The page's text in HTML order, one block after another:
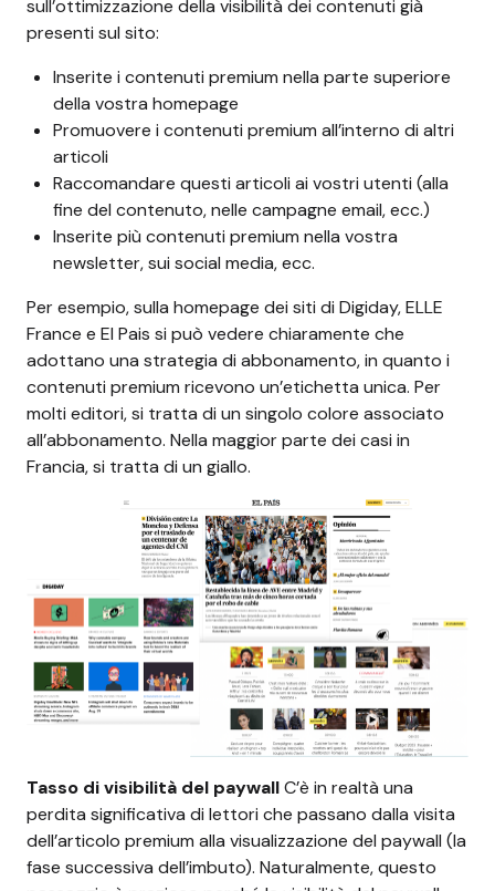
sull’ottimizzazione della visibilità dei contenuti già
presenti sul sito:
Inserite i contenuti premium nella parte superiore
della vostra homepage
Promuovere i contenuti premium all’interno di altri
articoli
Raccomandare questi articoli ai vostri utenti (alla
fine del contenuto, nelle campagne email, ecc.)
Inserite più contenuti premium nella vostra
newsletter, sui social media, ecc.
Per esempio, sulla homepage dei siti di Digiday, ELLE
France e El Pais si può vedere chiaramente che
adottano una strategia di abbonamento, in quanto i
contenuti premium ricevono un’etichetta unica. Per
molti editori, si tratta di un singolo colore associato
all’abbonamento. Nella maggior parte dei casi in
Francia, si tratta di un giallo.
Tasso di visibilità del paywallC’è in realtà una
perdita significativa di lettori che passano dalla visita
dell’articolo premium alla visualizzazione del paywall (la
fase successiva dell’imbuto). Naturalmente, questo